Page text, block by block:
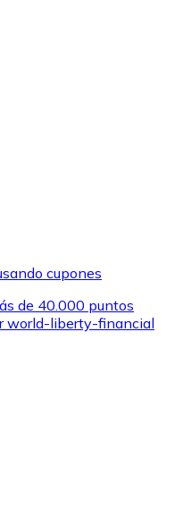
marcas favoritas con
cupones
de 40.000 puntos
world-liberty-financial